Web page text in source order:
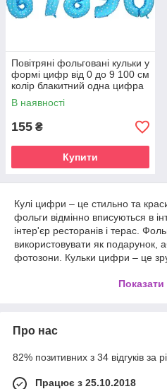
Повітряні фольговані кульки у
формі цифр від 0 до 9 100 см
колір блакитний одна цифра
В наявності
155 ₴
Купити
Кулі цифри – це стильно та
фольги відмінно вписуються в
інтер'єр ресторанів і терас.
використовувати як подарунок,
фотозони. Кульки цифри – це
кімнати, а за потребою, у
малюнком серце, блакитні з
Цифри – 0, 1, 2, 3, 4, 5, 6, 7, 8, 9.
Показати
Про нас
82% позитивних з 34 відгуків за
Працює з 25.10.2018